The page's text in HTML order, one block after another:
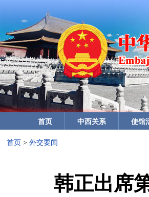
首页 中西关系 使馆
首页 > 外交要闻
韩正出席